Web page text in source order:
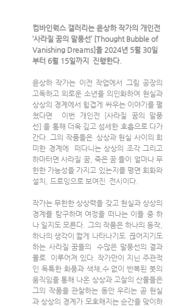
컴바인웍스 갤러리는 윤상하 작가의 개인전
‘사라질 꿈의 말풍선’ [Thought Bubble of
Vanishing Dreams]을 2024년 5월 30일
부터 6월 15일까지  진행한다.
윤상하 작가는 이전 작업에서 그림 공장의
고독하고 외로운 소년을 의인화하여 현실과
상상의 경계에서 힘겹게 싸우는 이야기를 펼
쳤다면  이번 개인전 [사라질 꿈의 말풍
선] 을 통해 더욱 깊고 섬세한 호흡으로 다가
간다. 그의 작품들은  상상과 현실 사이의 희
미한 경계에  떠다니는 상상의 조각 그리고
하마터면 사라질 꿈, 죽은 꿈 들이 얼마나 무
한한 가능성을 가지고 있는지를 평면 회화와
설치, 드로잉으로 보여진  전시이다.
작가는 무한한 상상력을 갖고 현실과 상상의
경계를 탐구하며 여정을 떠나는 이들 중 하
나 일지도 모른다. 그의 작품은 하나의 동작,
하나의 생각이 짧게 나타나기도  끊어지기도
하는 사라질 꿈들의  수많은 말풍선의 결과
물로  이루어져 있다. 작가만이 지닌 주관적
인 독특한 화풍과 색채,수 없이 반복된 붓의
움직임을 통해 나온 상상과 고찰의 산물들은
그의 작품을 관찰하는 동안 우리는 곧 현실
과 상상의 경계가 모호해지는 순간을 맞이하